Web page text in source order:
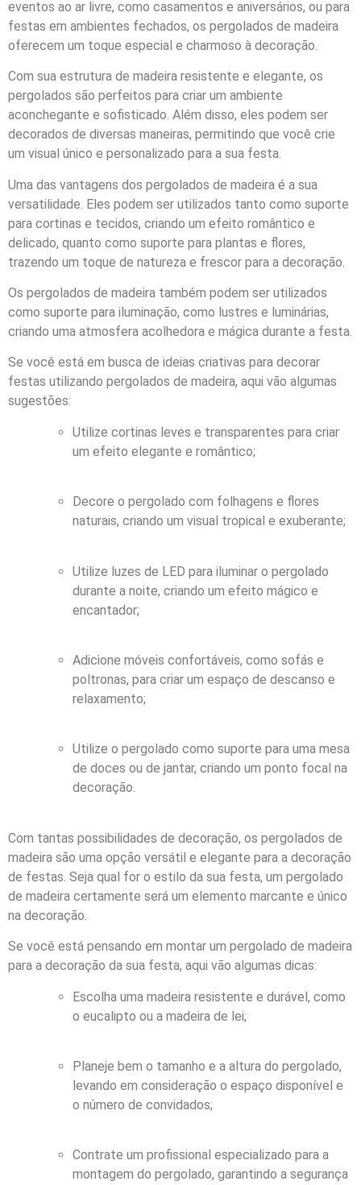
eventos ao ar livre, como casamentos e aniversários, ou para
festas em ambientes fechados, os pergolados de madeira
oferecem um toque especial e charmoso à decoração.
Com sua estrutura de madeira resistente e elegante, os
pergolados são perfeitos para criar um ambiente
aconchegante e sofisticado. Além disso, eles podem ser
decorados de diversas maneiras, permitindo que você crie
um visual único e personalizado para a sua festa.
Uma das vantagens dos pergolados de madeira é a sua
versatilidade. Eles podem ser utilizados tanto como suporte
para cortinas e tecidos, criando um efeito romântico e
delicado, quanto como suporte para plantas e flores,
trazendo um toque de natureza e frescor para a decoração.
Os pergolados de madeira também podem ser utilizados
como suporte para iluminação, como lustres e luminárias,
criando uma atmosfera acolhedora e mágica durante a festa.
Se você está em busca de ideias criativas para decorar
festas utilizando pergolados de madeira, aqui vão algumas
sugestões:
Utilize cortinas leves e transparentes para criar
um efeito elegante e romântico;
Decore o pergolado com folhagens e flores
naturais, criando um visual tropical e exuberante;
Utilize luzes de LED para iluminar o pergolado
durante a noite, criando um efeito mágico e
encantador;
Adicione móveis confortáveis, como sofás e
poltronas, para criar um espaço de descanso e
relaxamento;
Utilize o pergolado como suporte para uma mesa
de doces ou de jantar, criando um ponto focal na
decoração.
Com tantas possibilidades de decoração, os pergolados de
madeira são uma opção versátil e elegante para a decoração
de festas. Seja qual for o estilo da sua festa, um pergolado
de madeira certamente será um elemento marcante e único
na decoração.
Se você está pensando em montar um pergolado de madeira
para a decoração da sua festa, aqui vão algumas dicas:
Escolha uma madeira resistente e durável, como
o eucalipto ou a madeira de lei;
Planeje bem o tamanho e a altura do pergolado,
levando em consideração o espaço disponível e
o número de convidados;
Contrate um profissional especializado para a
montagem do pergolado, garantindo a segurança